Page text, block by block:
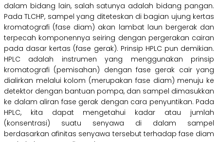
dalam bidang lain, salah satunya adalah bidang pangan.
Pada TLCHP, sampel yang diteteskan di bagian ujung kertas
kromatografi (fase diam) akan lambat laun bergerak dan
terpecah komponennya seiring dengan pergerakan cairan
pada dasar kertas (fase gerak). Prinsip HPLC pun demikian.
HPLC adalah instrumen yang menggunakan prinsip
kromatografi (pemisahan) dengan fase gerak cair yang
dialirkan melalui kolom (merupakan fase diam) menuju ke
detektor dengan bantuan pompa, dan sampel dimasukkan
ke dalam aliran fase gerak dengan cara penyuntikan. Pada
HPLC, kita dapat mengetahui kadar atau jumlah
(konsentrasi) suatu senyawa di dalam sampel
berdasarkan afinitas senyawa tersebut terhadap fase diam